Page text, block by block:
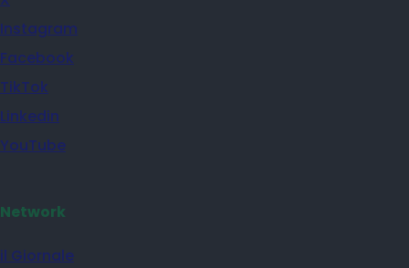
Instagram
Facebook
TikTok
Linkedin
YouTube
Network
il Giornale